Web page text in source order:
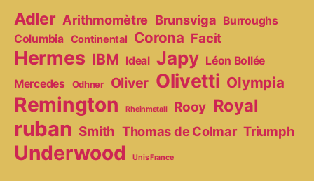
Adler Arithmomètre Brunsviga Burroughs
Columbia Continental Corona Facit
Hermes IBM Ideal Japy Léon Bollée
Mercedes
Odhner Oliver Olivetti Olympia
Remington Rheinmetall Rooy Royal
ruban Smith Thomas de Colmar Triumph
Underwood Unis France